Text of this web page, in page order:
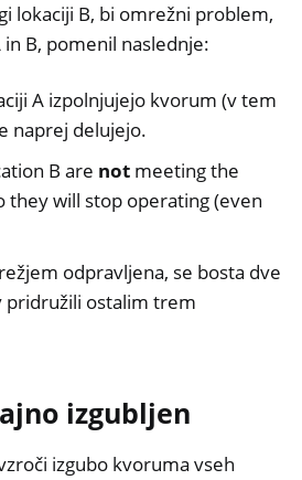
lokaciji B, bi omrežni problem,
B, pomenil naslednje:
A izpolnjujejo kvorum (v tem
naprej delujejo.
B are not meeting the
they will stop operating (even
odpravljena, se bosta dve
pridružili ostalim trem
izgubljen
izgubo kvoruma vseh